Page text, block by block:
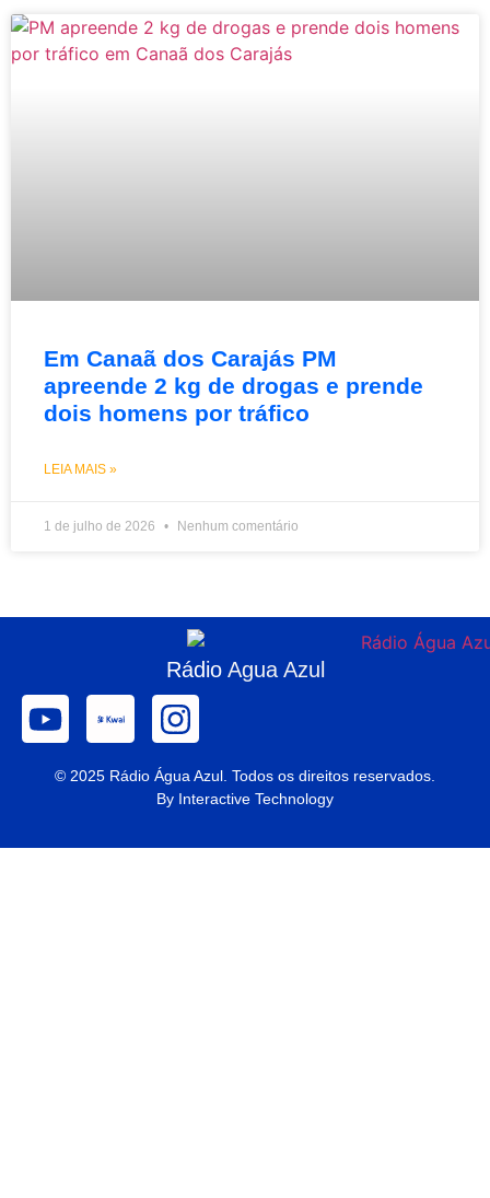
Em Canaã dos Carajás PM
apreende 2 kg de drogas e prende
dois homens por tráfico
LEIA MAIS »
1 de julho de 2026 Nenhum comentário
Rádio Agua Azul
© 2025 Rádio Água Azul. Todos os direitos reservados.
By Interactive Technology